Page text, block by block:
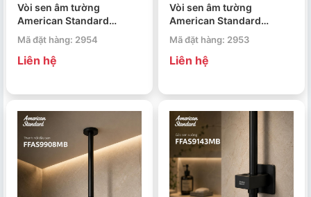
Vòi sen âm tường
American Standard
Winston WF-T705
Mã đặt hàng: 2954
Liên hệ
Vòi sen âm tường
American Standard
Winston WF-T605
Mã đặt hàng: 2953
Liên hệ